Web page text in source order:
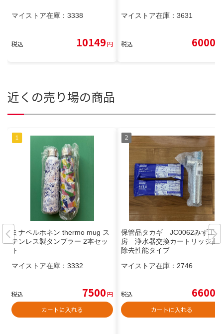
マイストア在庫： 3338
税込 10149円
マイストア在庫： 3631
税込 6000
近くの売り場の商品
ミナペルホネン thermo mug ス
テンレス製タンブラー 2本セッ
ト
マイストア在庫： 3332
税込 7500円
カートに入れる
保管品タカギ JC0062みず工
房 浄水器交換カートリッジ高
除去性能タイプ
マイストア在庫： 2746
税込 6600
カートに入れる